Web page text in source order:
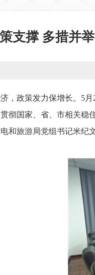
支撑 多措并
，政策发力保增长。5
彻国家、省、市相关稳
和旅游局党组书记米纪